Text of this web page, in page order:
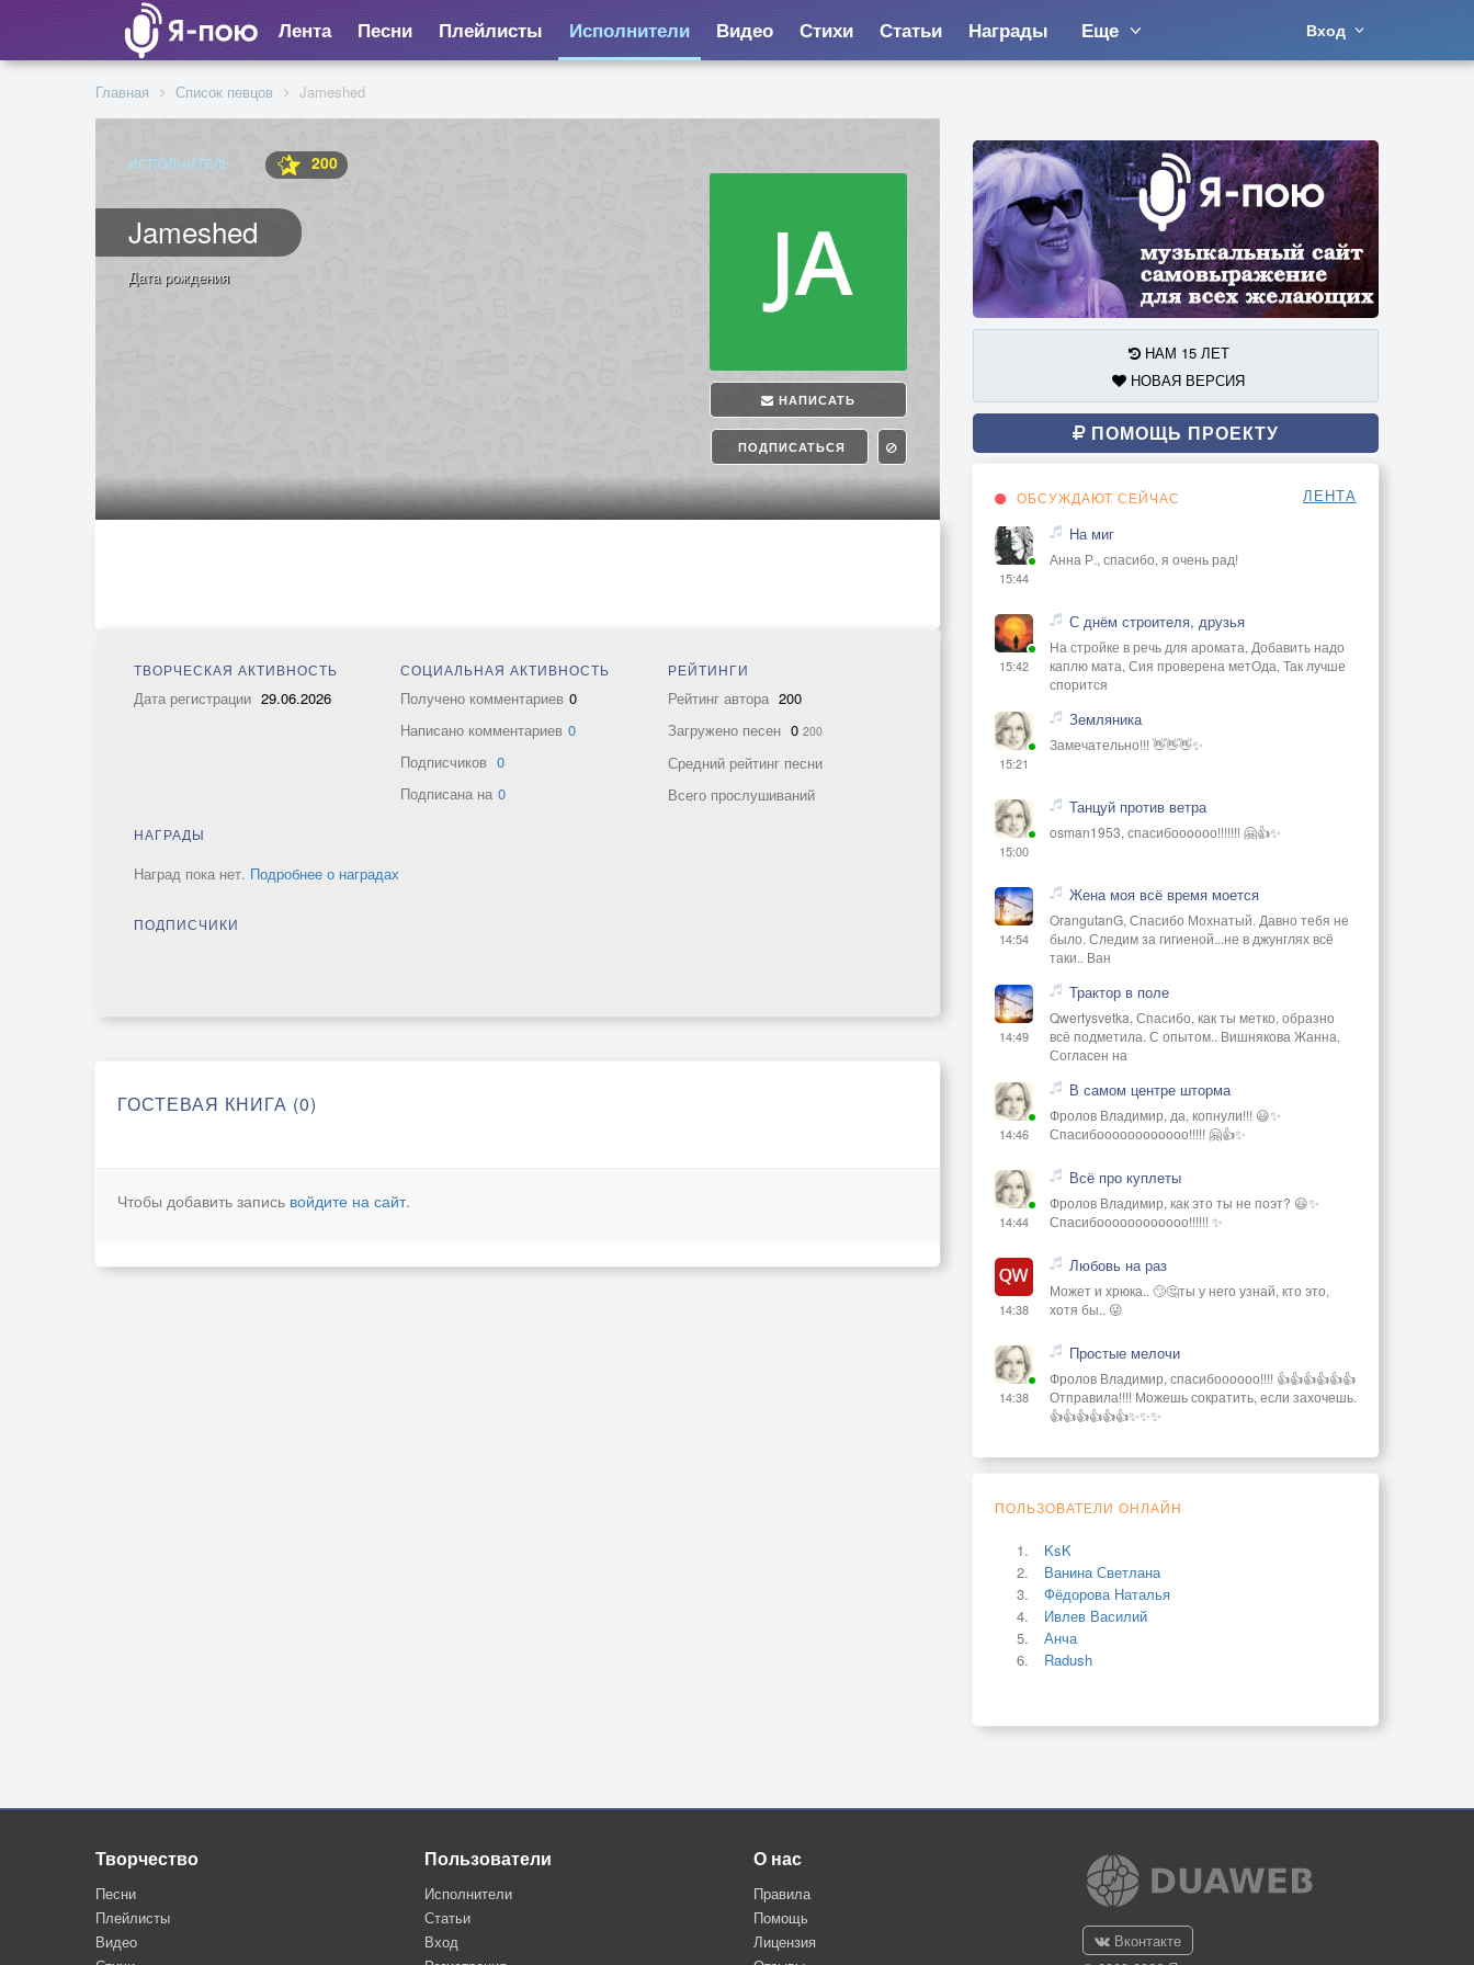
Лента Песни Плейлисты Исполнители Видео Стихи Статьи Награды Еще Вход
Главная Список певцов Jameshed
ИСПОЛНИТЕЛЬ 200
Jameshed
НАПИСАТЬ
ПОДПИСАТЬСЯ
Дата рождения
ТВОРЧЕСКАЯ АКТИВНОСТЬ
Дата регистрации 29.06.2026
СОЦИАЛЬНАЯ АКТИВНОСТЬ
Получено комментариев 0
Написано комментариев 0
Подписчиков 0
Подписана на 0
РЕЙТИНГИ
Рейтинг автора 200
Загружено песен 0 200
Средний рейтинг песни
Всего прослушиваний
НАГРАДЫ
Наград пока нет. Подробнее о наградах
ПОДПИСЧИКИ
ГОСТЕВАЯ КНИГА (0)
Чтобы добавить запись войдите на сайт.
НАМ 15 ЛЕТ
НОВАЯ ВЕРСИЯ
ПОМОЩЬ ПРОЕКТУ
ОБСУЖДАЮТ СЕЙЧАС ЛЕНТА
15:44
На миг
Анна Р., спасибо, я очень рад!
15:42
С днём строителя, друзья
На стройке в речь для аромата, Добавить надо
каплю мата, Сия проверена метОда, Так лучше
спорится
15:21
Земляника
Замечательно!!! 👋👋👋✨
15:00
Танцуй против ветра
osman1953, спасибоооооо!!!!!!! 🤗👍✨
14:54
Жена моя всё время моется
OrangutanG, Спасибо Мохнатый. Давно тебя не
было. Следим за гигиеной...не в джунглях всё
таки.. Ван
14:49
Трактор в поле
Qwertysvetka, Спасибо, как ты метко, образно
всё подметила. С опытом.. Вишнякова Жанна,
Согласен на
14:46
В самом центре шторма
Фролов Владимир, да, копнули!!! 😃✨
Спасибоооооооооооо!!!!! 🤗👍✨
14:44
Всё про куплеты
Фролов Владимир, как это ты не поэт? 😃✨
Спасибоооооооооооо!!!!!! ✨
14:38
Любовь на раз
Может и хрюка.. 🙄🤔ты у него узнай, кто это,
хотя бы.. 😜
14:38
Простые мелочи
Фролов Владимир, спасибоооооо!!!! 👍👍👍👍👍👍
Отправила!!!! Можешь сократить, если захочешь.
👍👍👍👍👍👍✨✨✨
ПОЛЬЗОВАТЕЛИ ОНЛАЙН
KsK
Ванина Светлана
Фёдорова Наталья
Ивлев Василий
Анча
Radush
Творчество
Песни
Плейлисты
Видео
Пользователи
Исполнители
Статьи
Вход
О нас
Правила
Помощь
Лицензия
Вконтакте